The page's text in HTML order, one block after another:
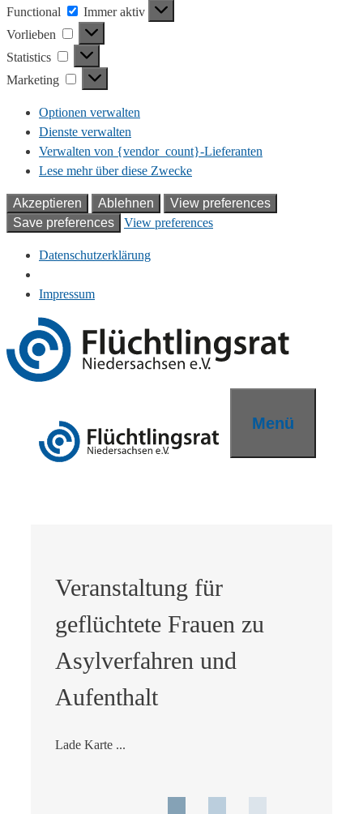
Functional
Functional
Immer aktiv
Vorlieben
Vorlieben
Statistics
Statistics
Marketing
Marketing
Optionen verwalten
Dienste verwalten
Verwalten von {vendor_count}-Lieferanten
Lese mehr über diese Zwecke
Akzeptieren Ablehnen
View preferences
Save preferences
View preferences
Datenschutzerklärung
Impressum
Inhalt
springen
Menü
Veranstaltung für
geflüchtete Frauen zu
Asylverfahren und
Aufenthalt
Lade Karte ...